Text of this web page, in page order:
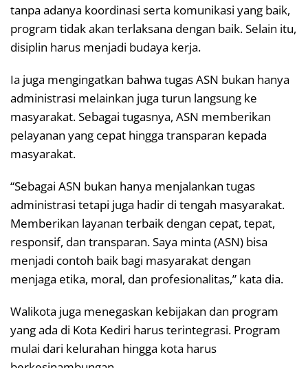
tanpa adanya koordinasi serta komunikasi yang baik,
program tidak akan terlaksana dengan baik. Selain itu,
disiplin harus menjadi budaya kerja.
Ia juga mengingatkan bahwa tugas ASN bukan hanya
administrasi melainkan juga turun langsung ke
masyarakat. Sebagai tugasnya, ASN memberikan
pelayanan yang cepat hingga transparan kepada
masyarakat.
“Sebagai ASN bukan hanya menjalankan tugas
administrasi tetapi juga hadir di tengah masyarakat.
Memberikan layanan terbaik dengan cepat, tepat,
responsif, dan transparan. Saya minta (ASN) bisa
menjadi contoh baik bagi masyarakat dengan
menjaga etika, moral, dan profesionalitas,” kata dia.
Walikota juga menegaskan kebijakan dan program
yang ada di Kota Kediri harus terintegrasi. Program
mulai dari kelurahan hingga kota harus